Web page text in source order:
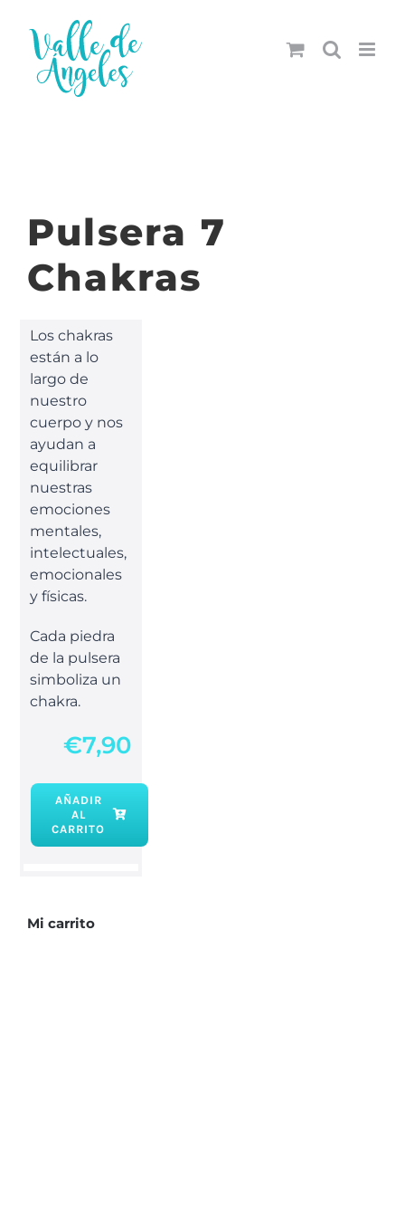
contenido
Pulsera 7
Chakras
Los chakras
están a lo
largo de
nuestro
cuerpo y nos
ayudan a
equilibrar
nuestras
emociones
mentales,
intelectuales,
emocionales
y físicas.
Cada piedra
de la pulsera
simboliza un
chakra.
€7,90
Pulsera
AÑADIR
AL
CARRITO
Mi carrito